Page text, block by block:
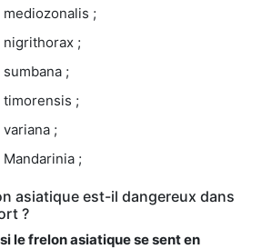
mediozonalis ;
nigrithorax ;
;
timorensis ;
;
;
asiatique est-il dangereux dans
?
si le frelon asiatique se sent en